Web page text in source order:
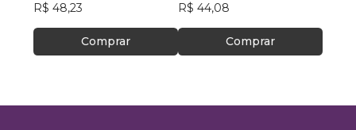
R$ 48,23
Comprar
R$ 44,08
Comprar